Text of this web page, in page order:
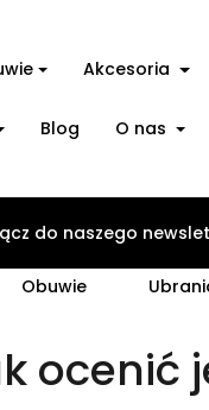
Akcesoria
Blog O nas
Obuwie
ocenić
do naszego